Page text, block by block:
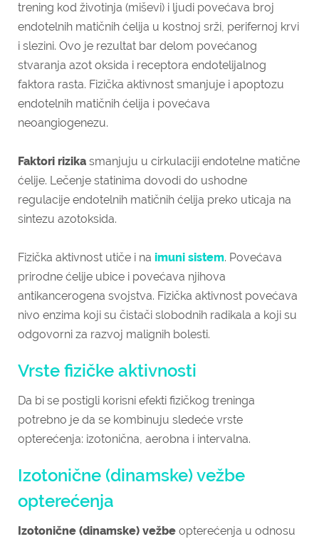
trening kod životinja (miševi) i ljudi povećava broj
endotelnih matičnih ćelija u kostnoj srži, perifernoj krvi
i slezini. Ovo je rezultat bar delom povećanog
stvaranja azot oksida i receptora endotelijalnog
faktora rasta. Fizička aktivnost smanjuje i apoptozu
endotelnih matičnih ćelija i povećava
neoangiogenezu.
Faktori rizika smanjuju u cirkulaciji endotelne matične
ćelije. Lečenje statinima dovodi do ushodne
regulacije endotelnih matičnih ćelija preko uticaja na
sintezu azotoksida.
Fizička aktivnost utiče i na imuni sistem. Povećava
prirodne ćelije ubice i povećava njihova
antikancerogena svojstva. Fizička aktivnost povećava
nivo enzima koji su čistači slobodnih radikala a koji su
odgovorni za razvoj malignih bolesti.
Vrste fizičke aktivnosti
Da bi se postigli korisni efekti fizičkog treninga
potrebno je da se kombinuju sledeće vrste
opterećenja: izotonična, aerobna i intervalna.
Izotonične (dinamske) vežbe
opterećenja
Izotonične (dinamske) vežbe opterećenja u odnosu